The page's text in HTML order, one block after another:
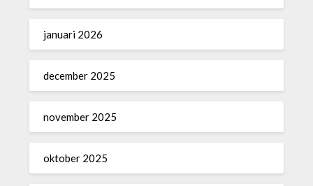
januari 2026
december 2025
november 2025
oktober 2025